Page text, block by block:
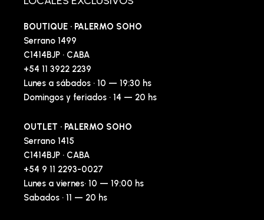
BOUTIQUE · PALERMO SOHO
Serrano 1499
C1414BJP · CABA
+54 11 3922 2239
Lunes a sábados · 10 — 19:30 hs
Domingos y feriados · 14 — 20 hs
OUTLET · PALERMO SOHO
Serrano 1415
C1414BJP · CABA
+54 9 11 2293-0027
Lunes a viernes· 10 — 19:00 hs
Sabados · 11 — 20 hs